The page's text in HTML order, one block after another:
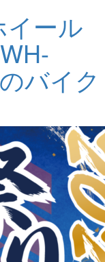
イール
バイク